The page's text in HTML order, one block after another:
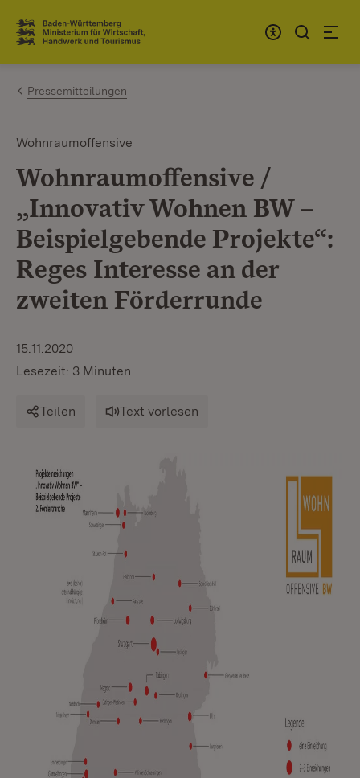
Zum Inhalt springen
Link zur Startseite
Pressemitteilungen
Wohnraumoffensive
Wohnraumoffensive /
„Innovativ Wohnen BW –
Beispielgebende Projekte“:
Reges Interesse an der
zweiten Förderrunde
15.11.2020
Lesezeit: 3 Minuten
Teilen Text vorlesen